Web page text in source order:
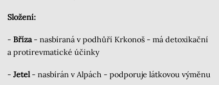
Složení:
- Bříza- nasbíraná v podhůří Krkonoš - má detoxikační
a protirevmatické účinky
- Jetel- nasbírán v Alpách - podporuje látkovou výměnu